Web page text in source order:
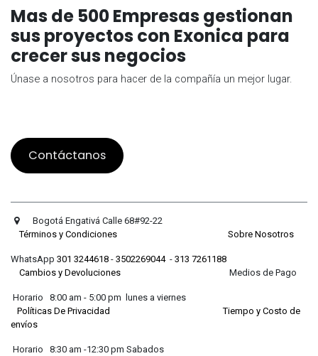
Mas de 500 Empresas gestionan
sus proyectos con Exonica para
crecer sus negocios
Únase a nosotros para hacer de la compañía un mejor lugar.
Contáctanos
Bogotá Engativá Calle 68#92-22
Términos y Condiciones
Sobre Nosotros
WhatsApp 301 3244618 - 3502269044- 313 7261188
Cambios y Devoluciones Medios de Pago
Horario 8:00 am - 5:00 pm lunes a viernes
Políticas De Privacidad
Tiempo y Costo de
envíos
Horario 8:30 am -12:30 pm Sabados